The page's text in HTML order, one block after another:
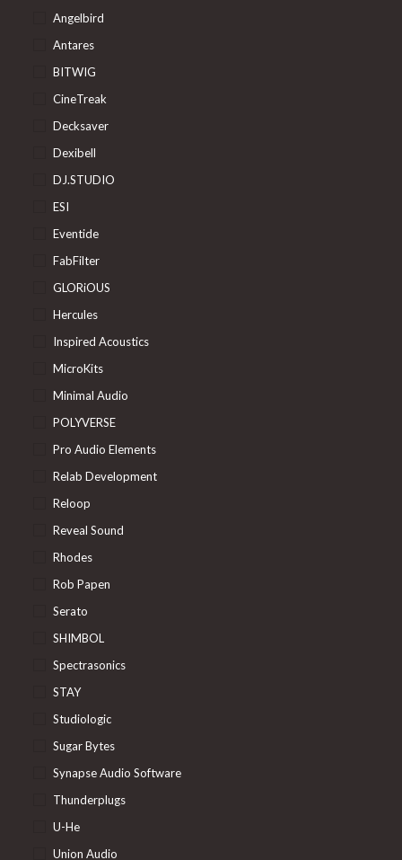
Angelbird
Antares
BITWIG
CineTreak
Decksaver
Dexibell
DJ.STUDIO
ESI
Eventide
FabFilter
GLORiOUS
Hercules
Inspired Acoustics
MicroKits
Minimal Audio
POLYVERSE
Pro Audio Elements
Relab Development
Reloop
Reveal Sound
Rhodes
Rob Papen
Serato
SHIMBOL
Spectrasonics
STAY
Studiologic
Sugar Bytes
Synapse Audio Software
Thunderplugs
U-He
Union Audio